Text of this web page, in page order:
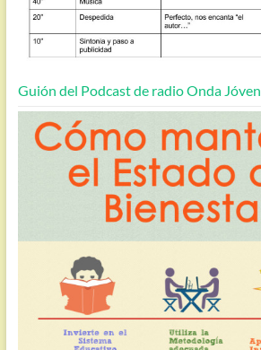
Guión del Podcast de radio Onda Jóven